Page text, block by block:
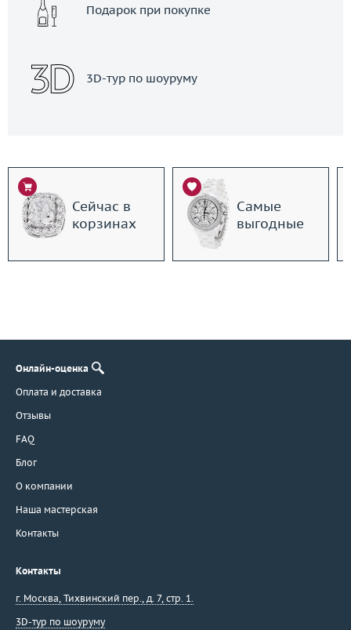
Подарок при покупке
3D-тур по шоуруму
Сейчас в
корзинах
Самые
выгодные
Онлайн-оценка
Оплата и доставка
Отзывы
FAQ
Блог
О компании
Наша мастерская
Контакты
Контакты
г. Москва, Тихвинский пер., д. 7, стр. 1.
3D-тур по шоуруму